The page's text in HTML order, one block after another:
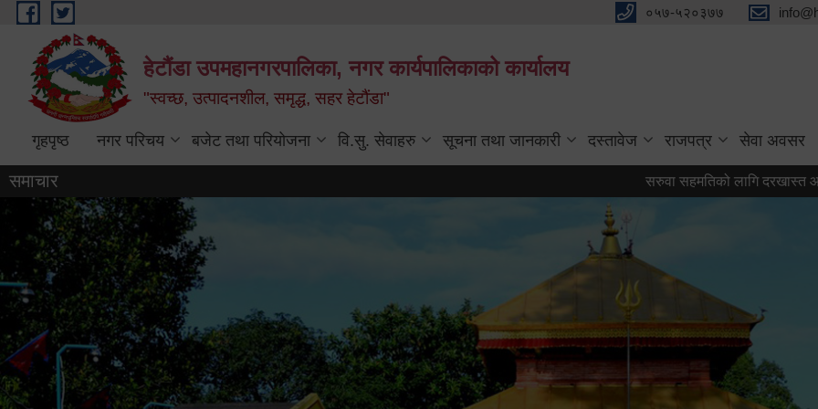
Skip to main content ०५७-५२०३७७
हेटौंडा उपमहानगरपालिका, नगर कार्यपालिकाको कार्यालय
"स्वच्छ, उत्पादनशील, समृद्ध, सहर हेटौंडा"
गृहपृष्ठ नगर परिचय बजेट तथा परियोजना वि.सु. सेवाहरु सूचना तथा जानकारी दस्तावेज राजपत्र सेवा अवसर
समाचार सरुवा सहमतिको लागि दरखास्त आव्हान